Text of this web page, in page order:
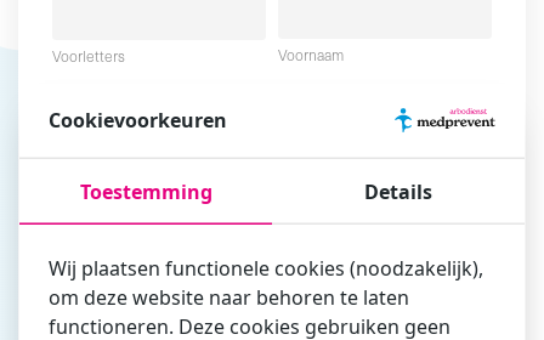
Voorletters Voornaam
Tussenvoegsel Achternaam
E-mailadres
Cookievoorkeuren
Toestemming Details
Wij plaatsen functionele cookies (noodzakelijk),
om deze website naar behoren te laten
functioneren. Deze cookies gebruiken geen